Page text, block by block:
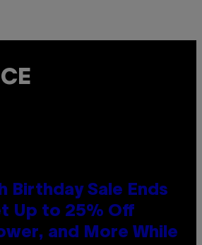
Birthday Sale Ends
Up to 25% Off
and More While